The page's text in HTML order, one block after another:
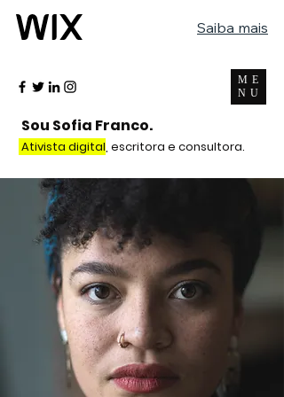
Saiba mais